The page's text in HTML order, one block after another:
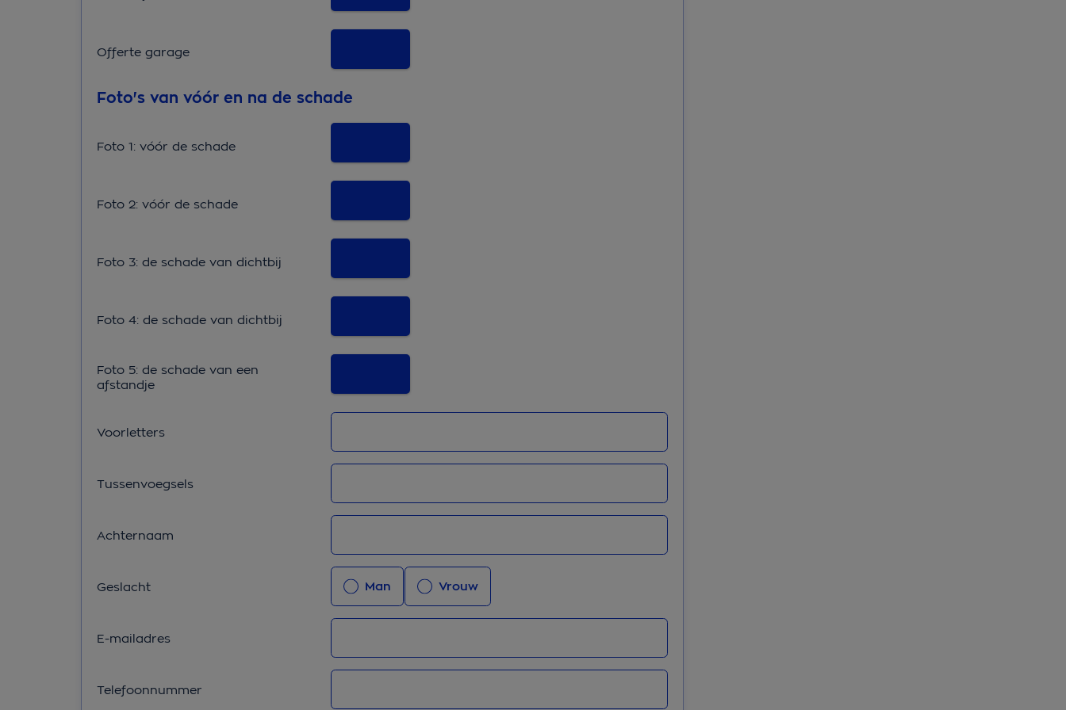
Offerte garage
Foto's van vóór en na de schade
Foto 1: vóór de schade
Foto 2: vóór de schade
Foto 3: de schade van dichtbij
Foto 4: de schade van dichtbij
Foto 5: de schade van een
afstandje
Voorletters
Tussenvoegsels
Achternaam
Geslacht
Geslacht
Man Vrouw
E-mailadres
Telefoonnummer